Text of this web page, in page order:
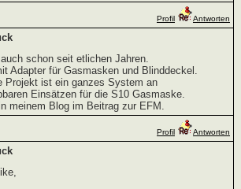
Profil Antworten
schon seit etlichen Jahren.
Adapter für Gasmasken und Blinddeckel.
Projekt ist ein ganzes System an
Einsätzen für die S10 Gasmaske.
meinem Blog im Beitrag zur EFM.
Profil
Antworten